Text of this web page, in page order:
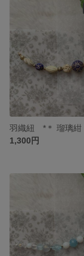
羽織紐 *＊ 瑠璃紺
1,300円